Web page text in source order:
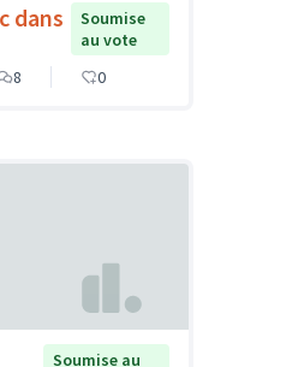
dans
Soumise
au vote
8 0
Soumise au